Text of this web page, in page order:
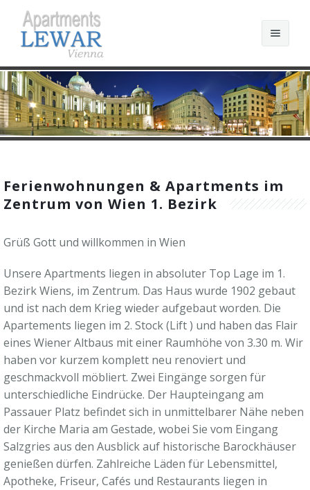
Suche
Startseite
St.Stephen I
Wien Links
Ferienwohnungen & Apartments im
Zentrum von Wien 1. Bezirk
Grüß Gott und willkommen in Wien
Unsere Apartments liegen in absoluter Top Lage im 1.
Bezirk Wiens, im Zentrum. Das Haus wurde 1902 gebaut
und ist nach dem Krieg wieder aufgebaut worden. Die
Apartements liegen im 2. Stock (Lift ) und haben das Flair
eines Wiener Altbaus mit einer Raumhöhe von 3.30 m. Wir
haben vor kurzem komplett neu renoviert und
geschmackvoll möbliert. Zwei Eingänge sorgen für
unterschiedliche Eindrücke. Der Haupteingang am
Passauer Platz befindet sich in unmittelbarer Nähe neben
der Kirche Maria am Gestade, wobei Sie vom Eingang
Salzgries aus den Ausblick auf historische Barockhäuser
genießen dürfen. Zahlreiche Läden für Lebensmittel,
Apotheke, Friseur, Cafés und Restaurants liegen in